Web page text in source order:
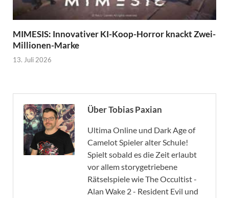
MIMESIS: Innovativer KI-Koop-Horror knackt Zwei-
Millionen-Marke
13. Juli 2026
Über Tobias Paxian
Ultima Online und Dark Age of
Camelot Spieler alter Schule!
Spielt sobald es die Zeit erlaubt
vor allem storygetriebene
Rätselspiele wie The Occultist -
Alan Wake 2 - Resident Evil und